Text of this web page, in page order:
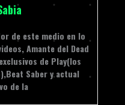
de este medio en lo
Amante del Dead
de Play(los
Saber y actual
de la